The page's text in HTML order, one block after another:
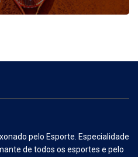
pelo Esporte. Especialidade
de todos os esportes e pelo